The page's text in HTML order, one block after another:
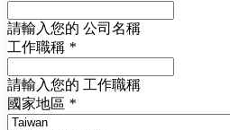
請輸入您的 公司名稱
工作職稱 *
請輸入您的 工作職稱
國家地區 *